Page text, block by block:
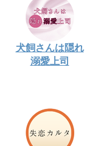
犬飼さんは隠れ
溺愛上司